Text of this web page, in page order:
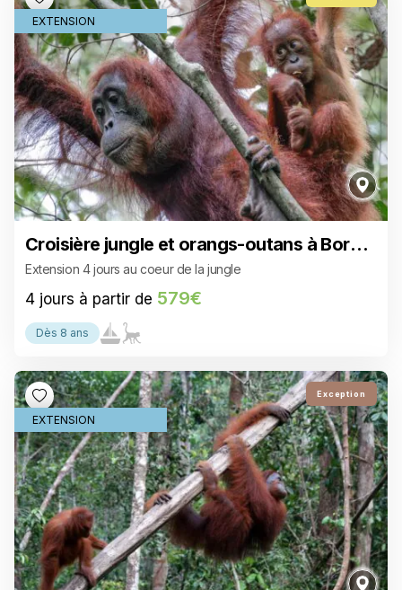
EXTENSION
Croisière jungle et orangs-outans à Borné
o
Extension 4 jours au coeur de la jungle
4 jours à partir de 579€
Dès 8 ans
Exception
EXTENSION
3 jours à partir de
486€